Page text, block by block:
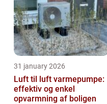
31 january 2026
Luft til luft varmepumpe:
effektiv og enkel
opvarmning af boligen